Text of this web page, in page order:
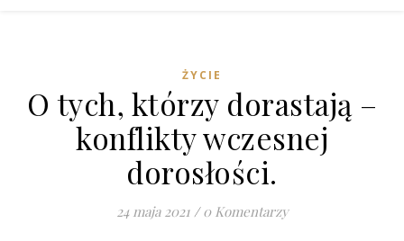
ŻYCIE
O tych, którzy dorastają –
konflikty wczesnej
dorosłości.
24 maja 2021 / 0 Komentarzy